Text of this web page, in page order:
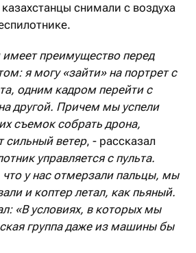
снимали с воздуха
преимущество перед
я могу «зайти» на портрет с
одним кадром перейти с
другой. Причем мы успели
съемок собрать дрона,
сильный ветер, - рассказал
управляется с пульта.
у нас отмерзали пальцы, мы
и коптер летал, как пьяный.
«В условиях, в которых мы
группа даже из машины бы